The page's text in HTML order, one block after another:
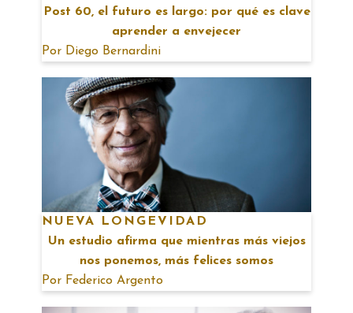
Post 60, el futuro es largo: por qué es clave
aprender a envejecer
Por Diego Bernardini
NUEVA LONGEVIDAD
Un estudio afirma que mientras más viejos
nos ponemos, más felices somos
Por Federico Argento